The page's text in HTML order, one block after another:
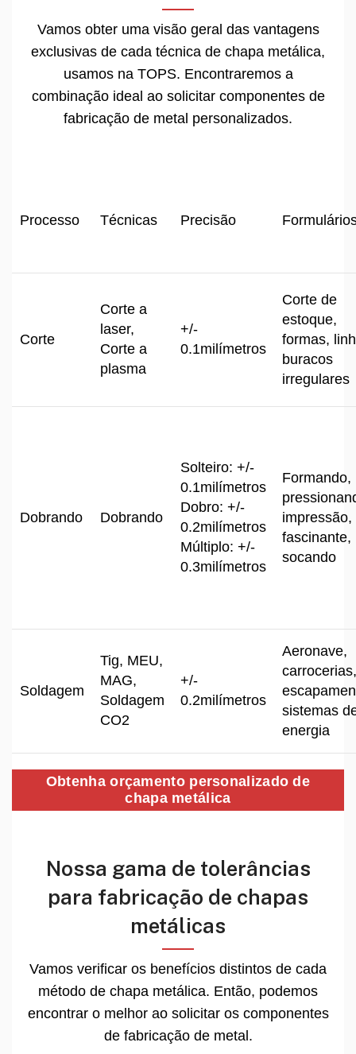
Vamos obter uma visão geral das vantagens
exclusivas de cada técnica de chapa metálica,
usamos na TOPS. Encontraremos a
combinação ideal ao solicitar componentes de
fabricação de metal personalizados.
Processo Técnicas Precisão
Corte
Corte a
laser,
Corte a
plasma
+/-
0.1milímetros
Corte de
estoque,
formas,
buracos
irregulares
Dobrando Dobrando
Solteiro: +/-
0.1milímetros
Dobro: +/-
0.2milímetros
Múltiplo: +/-
0.3milímetros
Formando,
impressão,
fascinante,
socando
Soldagem
Tig, MEU,
MAG,
Soldagem
CO2
+/-
0.2milímetros
Aeronave,
carrocerias,
sistemas
energia
Obtenha orçamento personalizado de
chapa metálica
Nossa gama de tolerâncias
para fabricação de chapas
metálicas
Vamos verificar os benefícios distintos de cada
método de chapa metálica. Então, podemos
encontrar o melhor ao solicitar os componentes
de fabricação de metal.